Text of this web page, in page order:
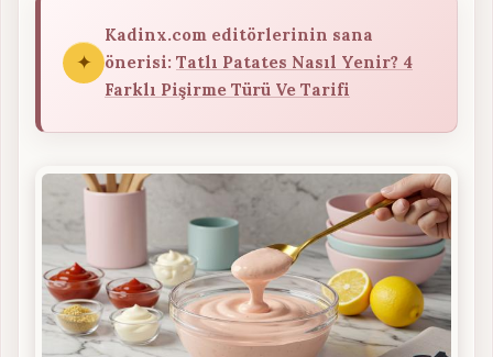
✦
Kadinx.com editörlerinin sana
önerisi: Tatlı Patates Nasıl Yenir? 4
Farklı Pişirme Türü Ve Tarifi